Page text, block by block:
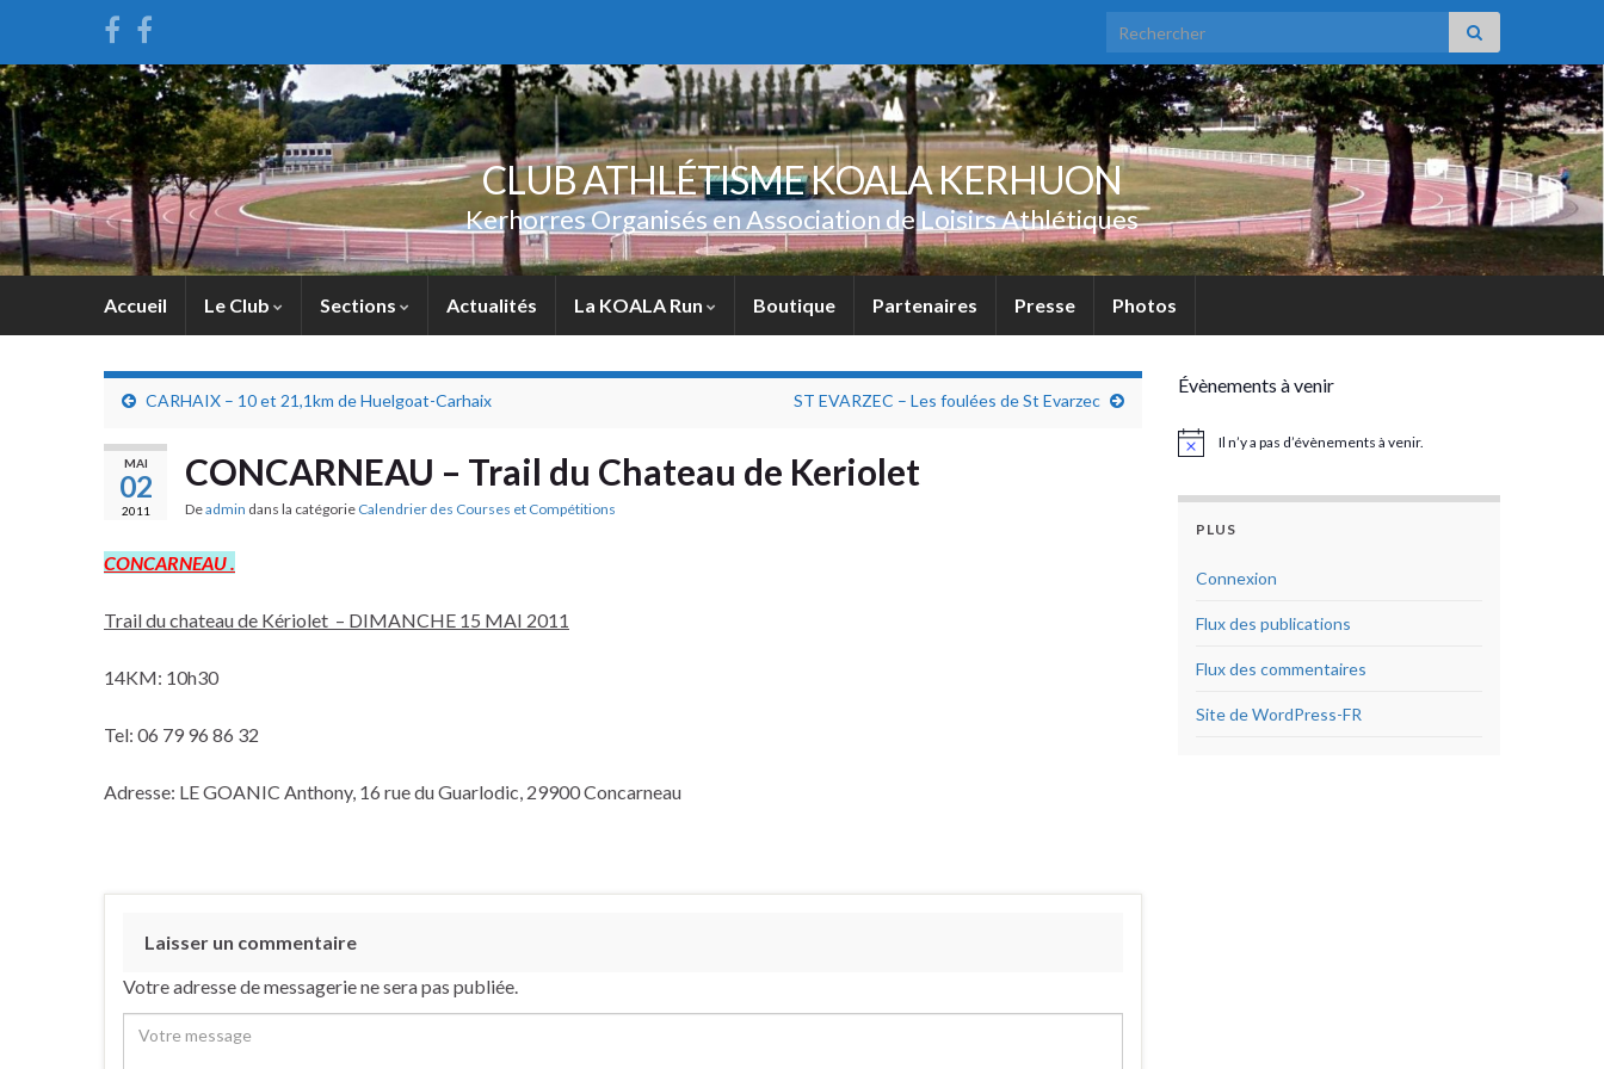
Search for:
CLUB ATHLÉTISME KOALA KERHUON
Kerhorres Organisés en Association de Loisirs Athlétiques
Accueil Le Club Sections Actualités La KOALA Run Boutique Partenaires Presse Photos
CARHAIX – 10 et 21,1km de Huelgoat-Carhaix ST EVARZEC – Les foulées de St Evarzec
MAI
02
2011
CONCARNEAU – Trail du Chateau de Keriolet
Deadmin dans la catégorie Calendrier des Courses et Compétitions
CONCARNEAU .
Trail du chateau de Kériolet – DIMANCHE 15 MAI 2011
14KM: 10h30
Tel: 06 79 96 86 32
Adresse: LE GOANIC Anthony, 16 rue du Guarlodic, 29900 Concarneau
Laisser un commentaire
Votre adresse de messagerie ne sera pas publiée.
Évènements à venir
NoticeIl n’y a pas d’évènements à venir.
PLUS
Connexion
Flux des publications
Flux des commentaires
Site de WordPress-FR